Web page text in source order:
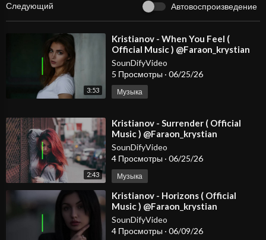
Следующий Автовоспроизведение
3:53
⁣Kristianov - When You Feel (
Official Music ) @Faraon_krystian
#dancemusic2026 #spotify #djmix
SounDifyVideo
5 Просмотры · 06/25/26
Музыка
2:43
⁣Kristianov - Surrender ( Official
Music ) @Faraon_krystian
#dancemusic2026 #spotify #djmix
SounDifyVideo
4 Просмотры · 06/25/26
Музыка
⁣Kristianov - Horizons ( Official
Music ) @Faraon_krystian
SounDifyVideo
4 Просмотры · 06/09/26